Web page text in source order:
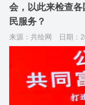
会，以此来检查
民服务？
来源：共绘网 日期：